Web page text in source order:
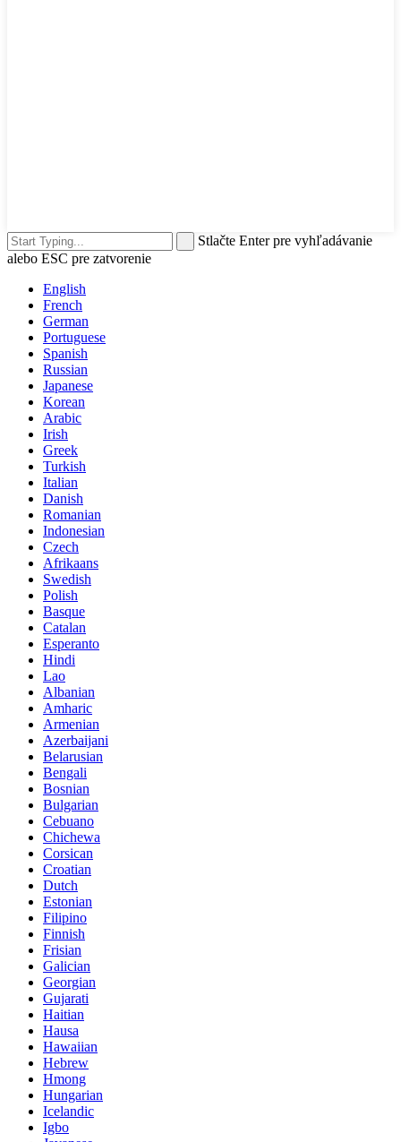
Stlačte Enter pre vyhľadávanie
alebo ESC pre zatvorenie
English
French
German
Portuguese
Spanish
Russian
Japanese
Korean
Arabic
Irish
Greek
Turkish
Italian
Danish
Romanian
Indonesian
Czech
Afrikaans
Swedish
Polish
Basque
Catalan
Esperanto
Hindi
Lao
Albanian
Amharic
Armenian
Azerbaijani
Belarusian
Bengali
Bosnian
Bulgarian
Cebuano
Chichewa
Corsican
Croatian
Dutch
Estonian
Filipino
Finnish
Frisian
Galician
Georgian
Gujarati
Haitian
Hausa
Hawaiian
Hebrew
Hmong
Hungarian
Icelandic
Igbo